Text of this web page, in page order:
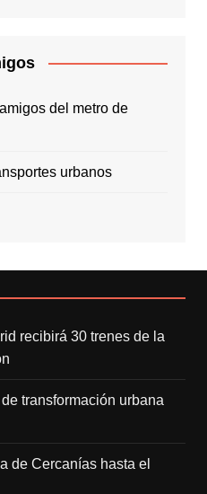
del metro de
urbanos
recibirá 30 trenes de la
transformación urbana
de Cercanías hasta el